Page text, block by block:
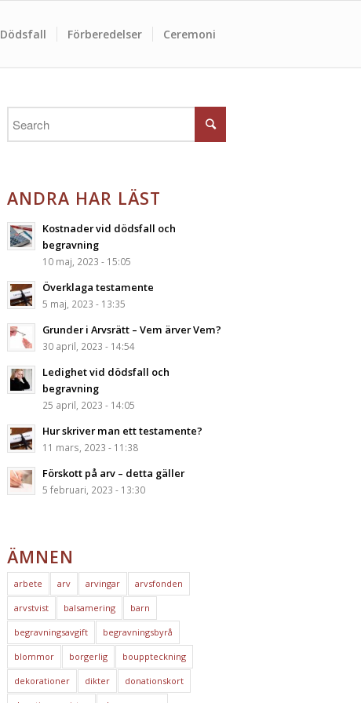
Dödsfall Förberedelser Ceremoni
ANDRA HAR LÄST
Kostnader vid dödsfall och
begravning
10 maj, 2023 - 15:05
Överklaga testamente
5 maj, 2023 - 13:35
Grunder i Arvsrätt – Vem ärver Vem?
30 april, 2023 - 14:54
Ledighet vid dödsfall och
begravning
25 april, 2023 - 14:05
Hur skriver man ett testamente?
11 mars, 2023 - 11:38
Förskott på arv – detta gäller
5 februari, 2023 - 13:30
ÄMNEN
arbete arv arvingar arvsfonden
arvstvist balsamering barn
begravningsavgift begravningsbyrå
blommor borgerlig bouppteckning
dekorationer dikter donationskort